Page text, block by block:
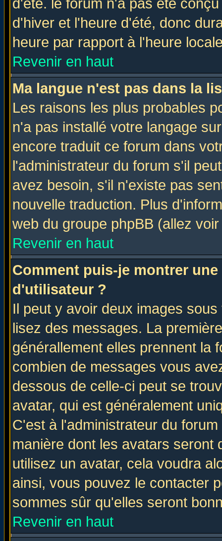
d'été. le forum n'a pas été
d'hiver et l'heure d'été, donc
heure par rapport à l'heure
Revenir en haut
Ma langue n'est pas dans la
Les raisons les plus probables
n'a pas installé votre langage
encore traduit ce forum dans
l'administrateur du forum s'il
avez besoin, s'il n'existe pas
nouvelle traduction. Plus
web du groupe phpBB (allez
Revenir en haut
Comment puis-je montrer
d'utilisateur ?
Il peut y avoir deux images
lisez des messages. La
générallement elles prennent la
combien de messages vous
dessous de celle-ci peut se
avatar, qui est généralement
C'est à l'administrateur du
manière dont les avatars seront
utilisez un avatar, cela voudra
ainsi, vous pouvez le contacter
sommes sûr qu'elles seront
Revenir en haut